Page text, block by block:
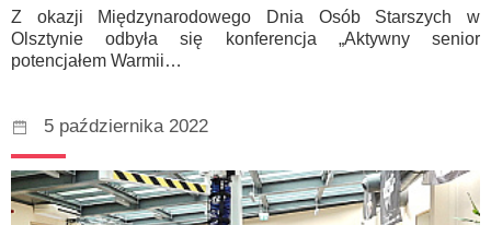
Z okazji Międzynarodowego Dnia Osób Starszych w
Olsztynie odbyła się konferencja „Aktywny senior
potencjałem Warmii…
5 października 2022